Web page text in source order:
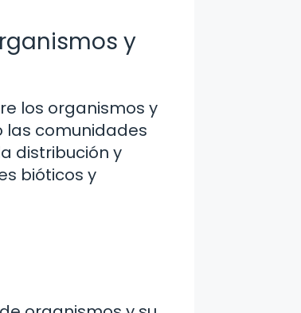
y
los organismos y
las comunidades
distribución y
bióticos y